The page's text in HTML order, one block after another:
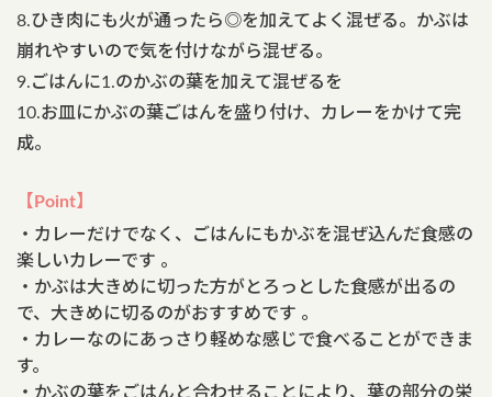
8.ひき肉にも火が通ったら◎を加えてよく混ぜる。かぶは
崩れやすいので気を付けながら混ぜる。
9.ごはんに1.のかぶの葉を加えて混ぜるを
10.お皿にかぶの葉ごはんを盛り付け、カレーをかけて完
成。
【Point】
・カレーだけでなく、ごはんにもかぶを混ぜ込んだ食感の
楽しいカレーです 。
・かぶは大きめに切った方がとろっとした食感が出るの
で、大きめに切るのがおすすめです 。
・カレーなのにあっさり軽めな感じで食べることができま
す。
・かぶの葉をごはんと合わせることにより、葉の部分の栄